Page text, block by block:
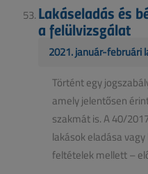
Lakáseladás és
a felülvizsgálat
2021. január-februári
Történt egy
amely jelentősen
szakmát is. A 40/
lakások eladása
feltételek mellett –